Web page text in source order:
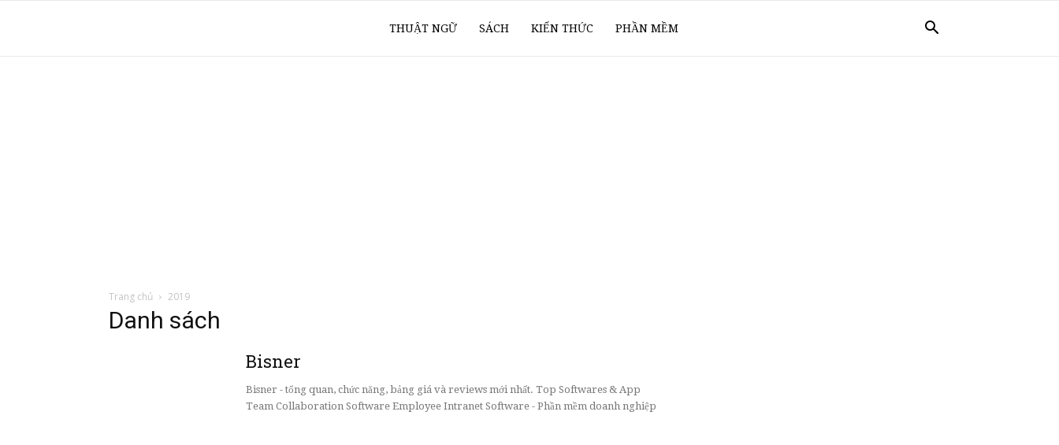
THUẬT NGỮ SÁCH KIẾN THỨC PHẦN MỀM
Trang chủ 2019
Danh sách
Bisner
Bisner - tổng quan, chức năng, bảng giá và reviews mới nhất. Top Softwares & App
Team Collaboration Software Employee Intranet Software - Phần mềm doanh nghiệp